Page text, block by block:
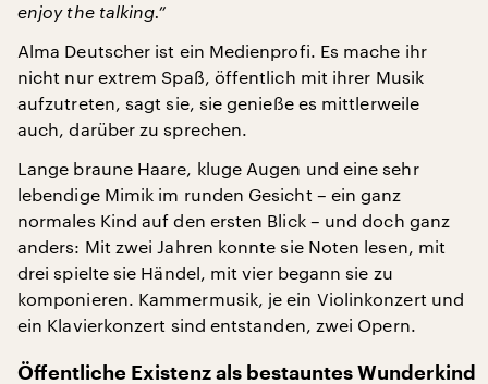
enjoy the talking.”
Alma Deutscher ist ein Medienprofi. Es mache ihr
nicht nur extrem Spaß, öffentlich mit ihrer Musik
aufzutreten, sagt sie, sie genieße es mittlerweile
auch, darüber zu sprechen.
Lange braune Haare, kluge Augen und eine sehr
lebendige Mimik im runden Gesicht – ein ganz
normales Kind auf den ersten Blick – und doch ganz
anders: Mit zwei Jahren konnte sie Noten lesen, mit
drei spielte sie Händel, mit vier begann sie zu
komponieren. Kammermusik, je ein Violinkonzert und
ein Klavierkonzert sind entstanden, zwei Opern.
Öffentliche Existenz als bestauntes Wunderkind